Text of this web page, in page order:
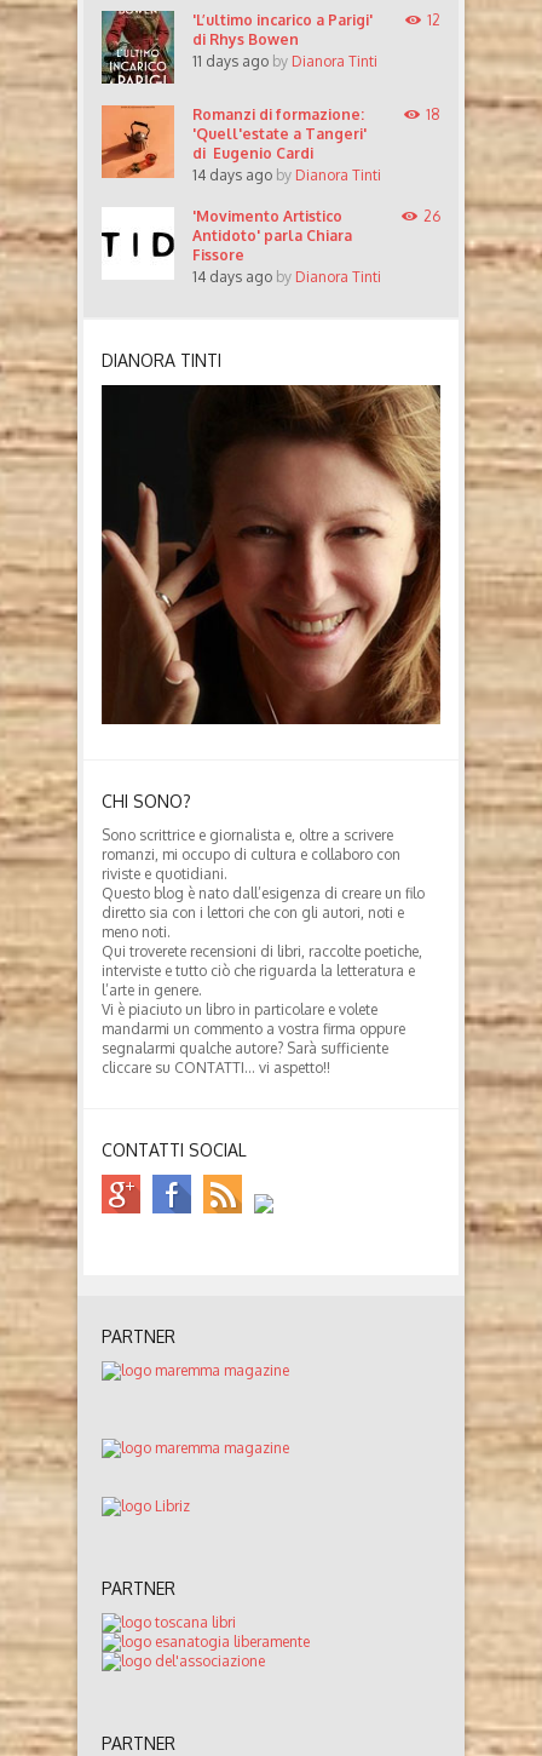
'L’ultimo incarico a Parigi'
di Rhys Bowen
11 days ago by Dianora Tinti
12
Romanzi di formazione:
'Quell'estate a Tangeri'
di Eugenio Cardi
14 days ago by Dianora Tinti
18
'Movimento Artistico
Antidoto' parla Chiara
Fissore
14 days ago by Dianora Tinti
26
DIANORA TINTI
CHI SONO?
Sono scrittrice e giornalista e, oltre a scrivere
romanzi, mi occupo di cultura e collaboro con
riviste e quotidiani.
Questo blog è nato dall’esigenza di creare un filo
diretto sia con i lettori che con gli autori, noti e
meno noti.
Qui troverete recensioni di libri, raccolte poetiche,
interviste e tutto ciò che riguarda la letteratura e
l’arte in genere.
Vi è piaciuto un libro in particolare e volete
mandarmi un commento a vostra firma oppure
segnalarmi qualche autore? Sarà sufficiente
cliccare su CONTATTI… vi aspetto!!
CONTATTI SOCIAL
PARTNER
PARTNER
PARTNER